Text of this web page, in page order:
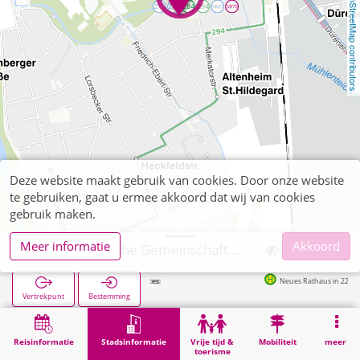
OpenStreetMap contributors
Reisinformatie Stadsinformatie
Vrije tijd &
toerisme
Mobiliteit meer
Vertrekpunt Bestemming
Volgende haltes: Neues Rathaus in 225m
Stadsinformatie Opleiding Jülich, Städtische Gemeinschaftsschule Süd
Deze website maakt gebruik van cookies. Door onze website
te gebruiken, gaat u ermee akkoord dat wij van cookies
gebruik maken.
Meer informatie
Akkoord